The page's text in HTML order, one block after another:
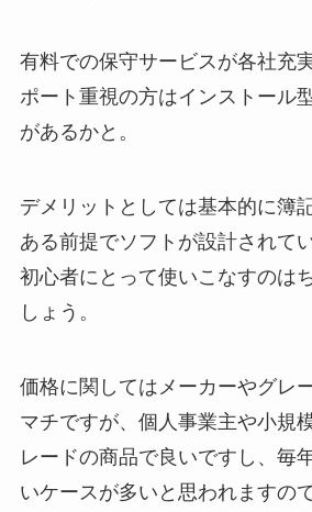
有料での保守サービスが各社充
ポート重視の方はインストール
があるかと。
デメリットとしては基本的に簿
ある前提でソフトが設計されて
初心者にとって使いこなすのは
しょう。
価格に関してはメーカーやグレ
マチですが、個人事業主や小規
レードの商品で良いですし、毎
いケースが多いと思われますの